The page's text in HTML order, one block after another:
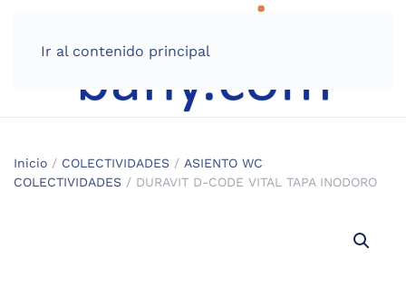
Ir al contenido principal
Inicio / COLECTIVIDADES / ASIENTO WC
COLECTIVIDADES / DURAVIT D-CODE VITAL TAPA INODORO